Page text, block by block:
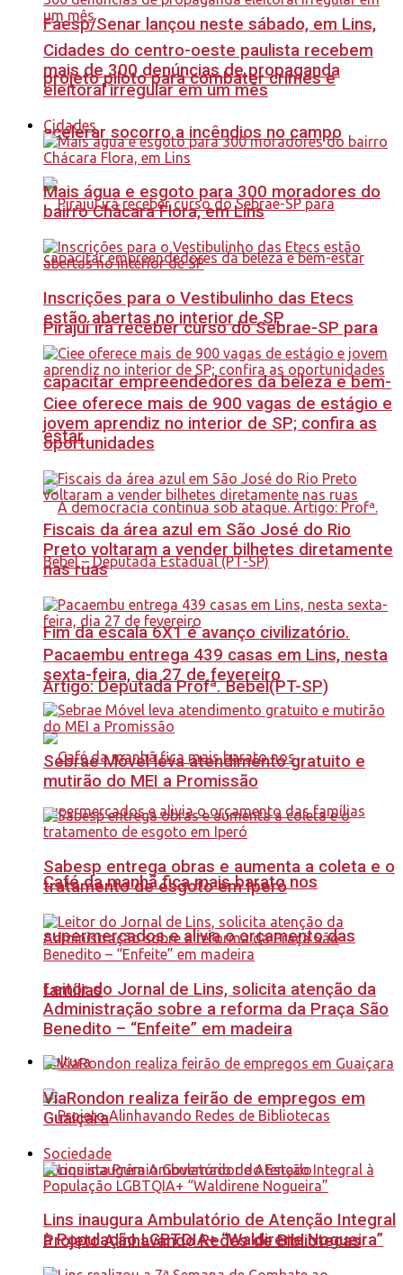
Faesp/Senar lançou neste sábado, em Lins,
projeto piloto para combater crimes e
acelerar socorro a incêndios no campo
Pirajuí irá receber curso do Sebrae-SP para
capacitar empreendedores da beleza e bem-
estar
Fim da escala 6X1 é avanço civilizatório.
Artigo: Deputada Profª. Bebel(PT-SP)
Café da manhã fica mais barato nos
supermercados e alivia o orçamento das
famílias
Cultura
Projeto Alinhavando Redes de Bibliotecas
Cidades do centro-oeste paulista recebem
mais de 300 denúncias de propaganda
eleitoral irregular em um mês
Cidades
Mais água e esgoto para 300 moradores do
bairro Chácara Flora, em Lins
Inscrições para o Vestibulinho das Etecs
estão abertas no interior de SP
Ciee oferece mais de 900 vagas de estágio e
jovem aprendiz no interior de SP; confira as
oportunidades
Fiscais da área azul em São José do Rio
Preto voltaram a vender bilhetes diretamente
nas ruas
Pacaembu entrega 439 casas em Lins, nesta
sexta-feira, dia 27 de fevereiro
Sebrae Móvel leva atendimento gratuito e
mutirão do MEI a Promissão
Sabesp entrega obras e aumenta a coleta e o
tratamento de esgoto em Iperó
Leitor do Jornal de Lins, solicita atenção da
Administração sobre a reforma da Praça São
Benedito – “Enfeite” em madeira
ViaRondon realiza feirão de empregos em
Guaiçara
Sociedade
Lins inaugura Ambulatório de Atenção Integral
à População LGBTQIA+ “Waldirene Nogueira”